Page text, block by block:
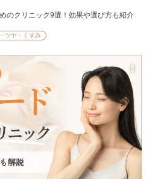
のクリニック9選！効果や選び方も紹介
ツヤ・くすみ